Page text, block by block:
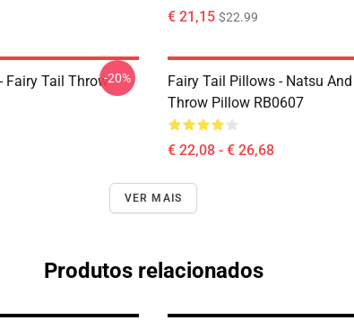
€ 21,15 $22.99
Fairy Tail Throw-20%
Fairy Tail Pillows - Natsu
Throw Pillow RB0607
€ 22,08 - € 26,68
VER MAIS
Produtos relacionados